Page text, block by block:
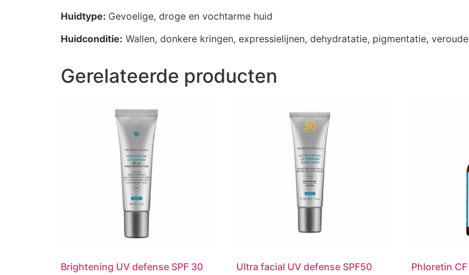
Huidtype: Gevoelige, droge en vochtarme huid
Huidconditie: Wallen, donkere kringen, expressielijnen, dehydratatie, pigmentatie,
Gerelateerde producten
Brightening UV defense SPF 30 Ultra facial UV defense SPF50 Phloretin CF